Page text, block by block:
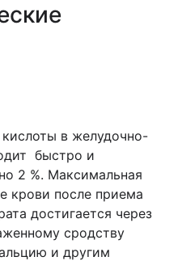
в желудочно-
быстро и
2 %. Максимальная
крови после приема
достигается через
сродству
и другим